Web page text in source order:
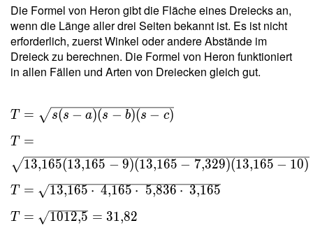
}{ 2 } =
13{,}165
Die Formel von Heron gibt die Fläche eines Dreiecks an,
wenn die Länge aller drei Seiten bekannt ist. Es ist nicht
erforderlich, zuerst Winkel oder andere Abstände im
Dreieck zu berechnen. Die Formel von Heron funktioniert
in allen Fällen und Arten von Dreiecken gleich gut.
T = \sqrt{ s(s-a)(s-
\sqrt{
13{,}165(13{,}165-
7{,}329)(13{,}165-
10) } \ \\ T =
\sqrt{ 13{,}165
T = s(s − a)(s − b)(s − c)
T
=
13,165(13,165 − 9)(13,165 − 7,329)(13,165 − 10)
T = 13,165⋅ 4,165⋅ 5,836⋅ 3,165
T = 1012,5 = 31,82